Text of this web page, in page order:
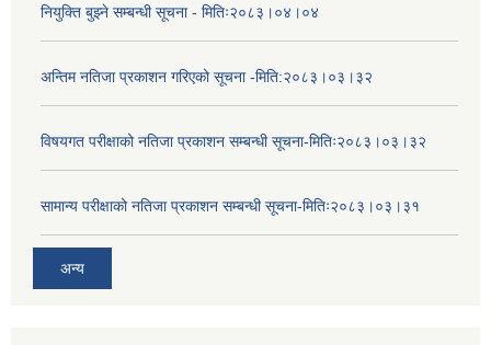
नियुक्ति बुझ्ने सम्बन्धी सूचना - मितिः२०८३।०४।०४
अन्तिम नतिजा प्रकाशन गरिएको सूचना -मिति:२०८३।०३।३२
विषयगत परीक्षाको नतिजा प्रकाशन सम्बन्धी सूचना-मितिः२०८३।०३।३२
सामान्य परीक्षाको नतिजा प्रकाशन सम्बन्धी सूचना-मितिः२०८३।०३।३१
अन्य